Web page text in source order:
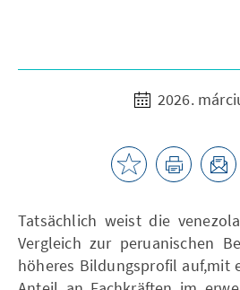
2026.
Tatsächlich weist die
Vergleich zur peruanischen
höheres Bildungsprofil auf,mit